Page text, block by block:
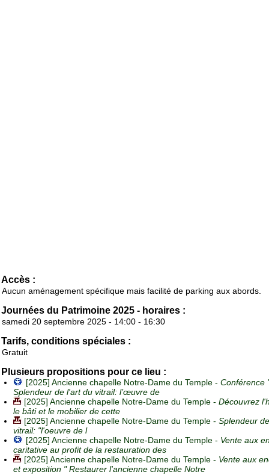
Accès :
Aucun aménagement spécifique mais facilité de parking aux abords.
Journées du Patrimoine 2025 - horaires :
samedi 20 septembre 2025 - 14:00 - 16:30
Tarifs, conditions spéciales :
Gratuit
Plusieurs propositions pour ce lieu :
[2025] Ancienne chapelle Notre-Dame du Temple - Conférence
Splendeur de l'art du vitrail: l’œuvre de
[2025] Ancienne chapelle Notre-Dame du Temple - Découvrez
le bâti et le mobilier de cette
[2025] Ancienne chapelle Notre-Dame du Temple - Splendeur
vitrail: "l'oeuvre de l
[2025] Ancienne chapelle Notre-Dame du Temple - Vente aux
caritative au profit de la restauration des
[2025] Ancienne chapelle Notre-Dame du Temple - Vente aux
et exposition " Restaurer l'ancienne chapelle Notre